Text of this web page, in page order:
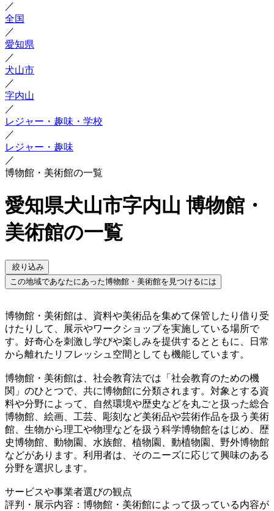
／
全国
／
愛知県
／
犬山市
／
字内山
／
レジャー・趣味・学校
／
レジャー・趣味
／
博物館・美術館の一覧
愛知県犬山市字内山 博物館・
美術館の一覧
絞り込み
この地域であなたにあった博物館・美術館を見つけるには
博物館・美術館は、資料や美術品を集めて保管したり借り受
けたりして、展示やワークショップを実施している場所で
す。好奇心を刺激し学びや楽しみを提供するとともに、日常
から離れたリフレッシュ空間としても機能しています。
博物館・美術館は、社会教育法では「社会教育のための機
関」のひとつで、共に博物館に分類されます。対象とする資
料や分野によって、自然環境や歴史などを丸ごと扱った総合
博物館、絵画、工芸、彫刻など美術品や芸術作品を扱う美術
館、生物から理工や物理などを扱う科学博物館をはじめ、歴
史博物館、動物園、水族館、植物園、動植物園、野外博物館
などがあります。利用者は、そのニーズに応じて興味のある
分野を選択します。
サービスや事業者選びの観点
評判・展示内容：博物館・美術館によって扱っている内容が